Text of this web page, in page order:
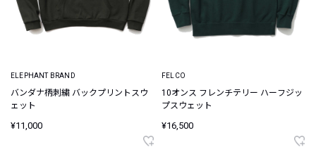
ELEPHANT BRAND
バンダナ柄刺繍 バックプリントスウ
ェット
¥11,000
FELCO
10オンス フレンチテリー ハーフジッ
プスウェット
¥16,500